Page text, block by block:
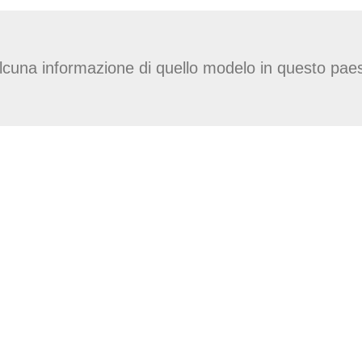
informazione di quello modelo in questo